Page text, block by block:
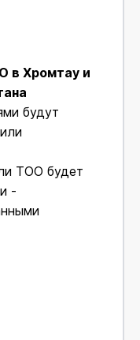
в Хромтау и
будут
ТОО будет
-